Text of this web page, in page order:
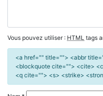
Vous pouvez utiliser : HTML tags
<a href="" title=""> <abbr
<blockquote cite=""> <cite>
<q cite=""> <s> <strike>